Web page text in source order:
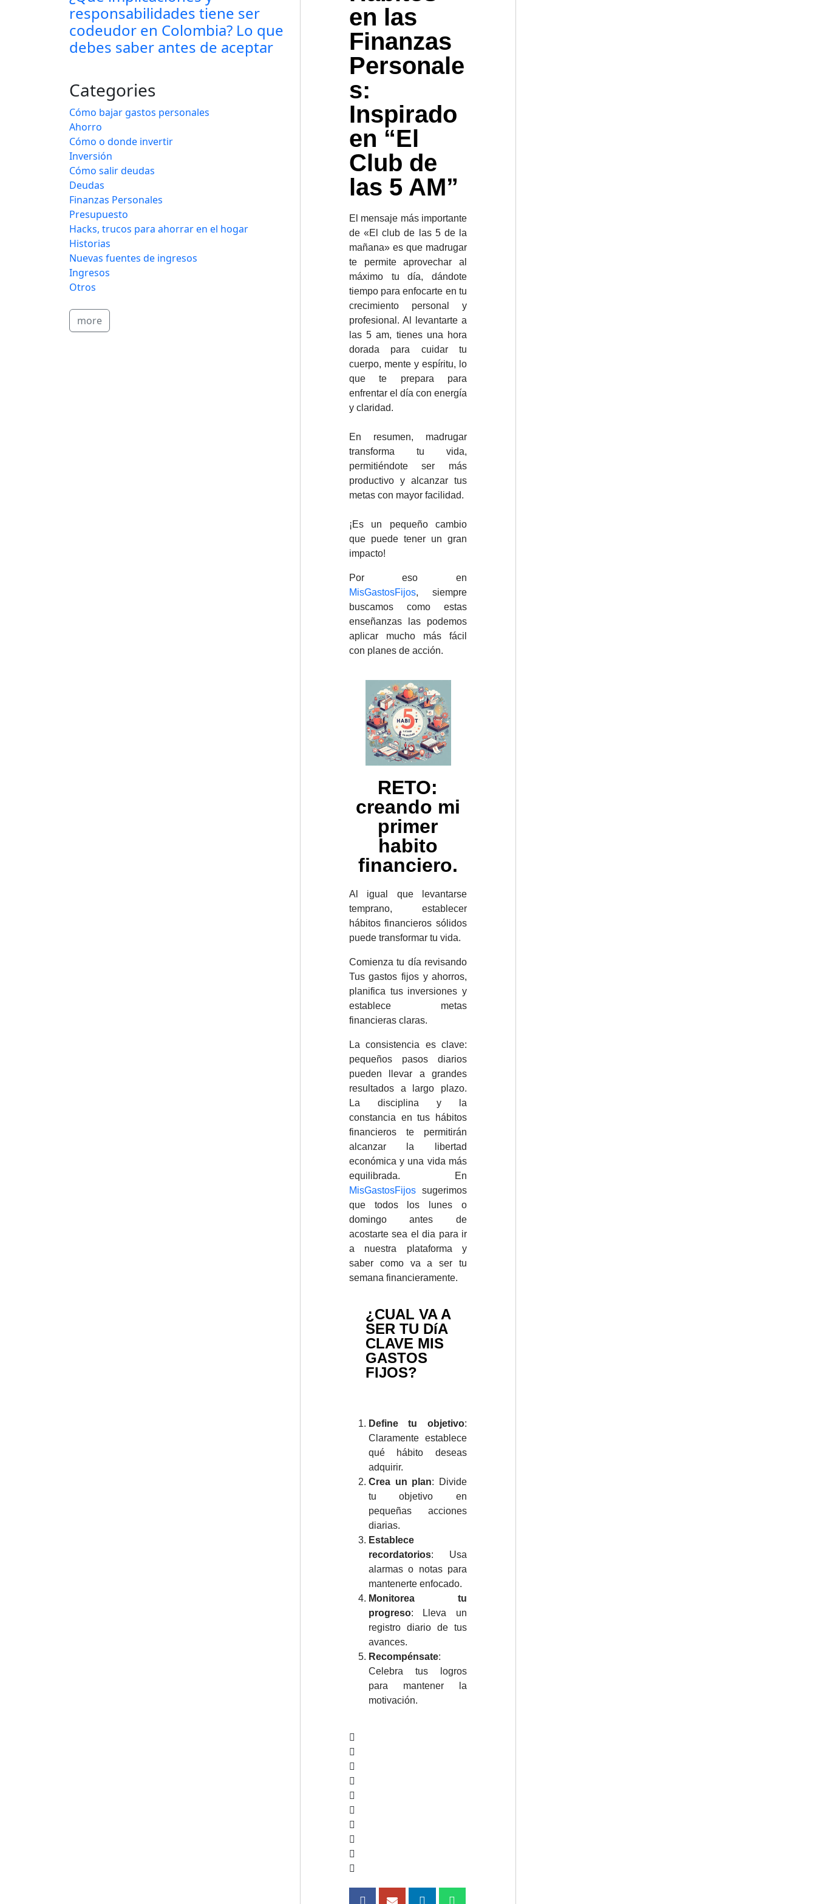
en las
Finanzas
Personale
s:
Inspirado
en “El
Club de
las 5 AM”
El mensaje más importante
de «El club de las 5 de la
mañana» es que madrugar
te permite aprovechar al
máximo tu día, dándote
tiempo para enfocarte en tu
crecimiento personal y
profesional. Al levantarte a
las 5 am, tienes una hora
dorada para cuidar tu
cuerpo, mente y espíritu, lo
que te prepara para
enfrentar el día con energía
y claridad.
En resumen, madrugar
transforma tu vida,
permitiéndote ser más
productivo y alcanzar tus
metas con mayor facilidad.
¡Es un pequeño cambio
que puede tener un gran
impacto!
Por eso en
MisGastosFijos, siempre
buscamos como estas
enseñanzas las podemos
aplicar mucho más fácil
con planes de acción.
RETO:
creando mi
primer
habito
financiero.
Al igual que levantarse
temprano, establecer
hábitos financieros sólidos
puede transformar tu vida.
Comienza tu día revisando
Tus gastos fijos y ahorros,
planifica tus inversiones y
establece metas
financieras claras.
La consistencia es clave:
pequeños pasos diarios
pueden llevar a grandes
resultados a largo plazo.
La disciplina y la
constancia en tus hábitos
financieros te permitirán
alcanzar la libertad
económica y una vida más
equilibrada. En
MisGastosFijossugerimos
que todos los lunes o
domingo antes de
acostarte sea el dia para ir
a nuestra plataforma y
saber como va a ser tu
semana financieramente.
¿CUAL VA A
SER TU DíA
CLAVE MIS
GASTOS
FIJOS?
Define tu objetivo:
Claramente establece
qué hábito deseas
adquirir.
Crea un plan: Divide
tu objetivo en
pequeñas acciones
diarias.
Establece
recordatorios: Usa
alarmas o notas para
mantenerte enfocado.
Monitorea tu
progreso: Lleva un
registro diario de tus
avances.
Recompénsate:
Celebra tus logros
para mantener la
motivación.
responsabilidades tiene ser
codeudor en Colombia? Lo que
debes saber antes de aceptar
Categories
Cómo bajar gastos personales
Ahorro
Cómo o donde invertir
Inversión
Cómo salir deudas
Deudas
Finanzas Personales
Presupuesto
Hacks, trucos para ahorrar en el hogar
Historias
Nuevas fuentes de ingresos
Ingresos
Otros
more